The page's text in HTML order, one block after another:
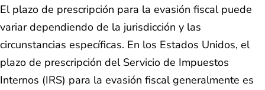
El plazo de prescripción para la evasión fiscal puede
variar dependiendo de la jurisdicción y las
circunstancias específicas. En los Estados Unidos, el
plazo de prescripción del Servicio de Impuestos
Internos (IRS) para la evasión fiscal generalmente es